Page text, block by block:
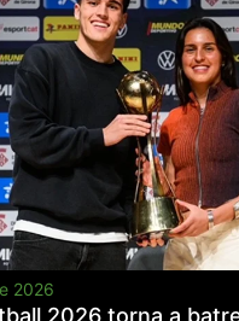
2026
2026 torna a